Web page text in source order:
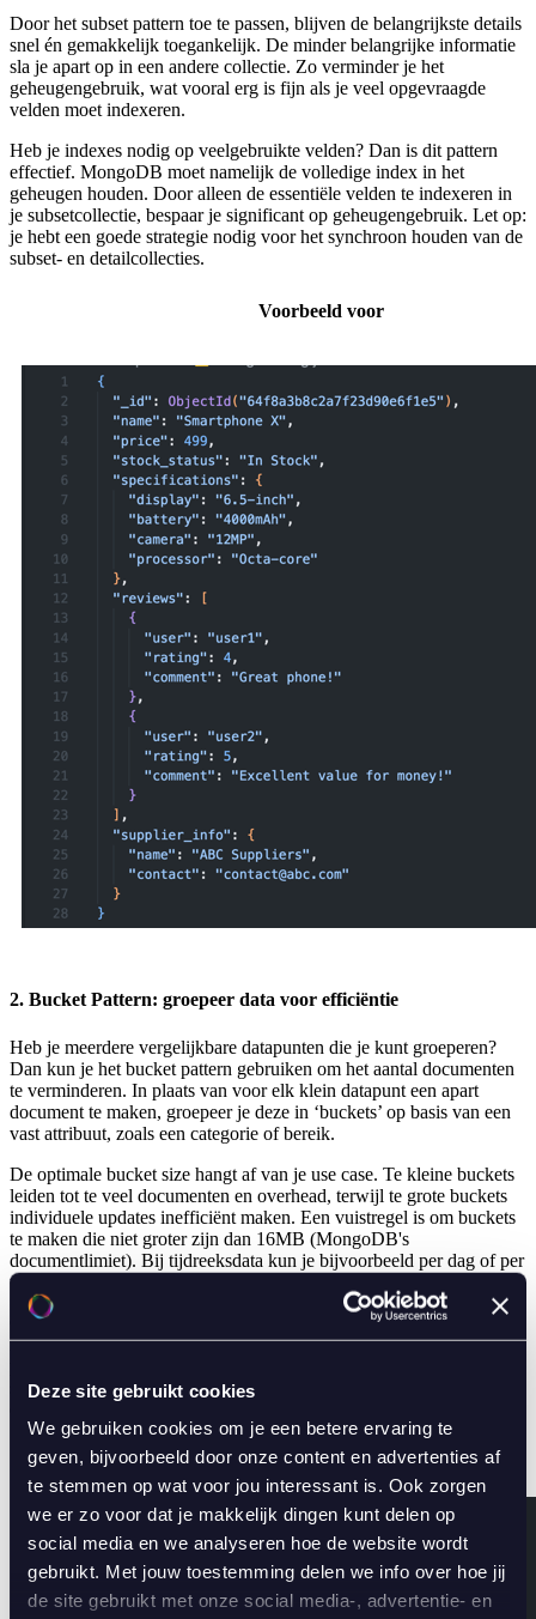
Deze site gebruikt cookies
We gebruiken cookies om je een betere ervaring te
geven, bijvoorbeeld door onze content en advertenties af
te stemmen op wat voor jou interessant is. Ook zorgen
we er zo voor dat je makkelijk dingen kunt delen op
social media en we analyseren hoe de website wordt
gebruikt. Met jouw toestemming delen we info over hoe jij
de site gebruikt met onze social media-, advertentie- en
Door het subset pattern toe te passen, blijven de belangrijkste details
snel én gemakkelijk toegankelijk. De minder belangrijke informatie
sla je apart op in een andere collectie. Zo verminder je het
geheugengebruik, wat vooral erg is fijn als je veel opgevraagde
velden moet indexeren.
Heb je indexes nodig op veelgebruikte velden? Dan is dit pattern
effectief. MongoDB moet namelijk de volledige index in het
geheugen houden. Door alleen de essentiële velden te indexeren in
je subsetcollectie, bespaar je significant op geheugengebruik. Let op:
je hebt een goede strategie nodig voor het synchroon houden van de
subset- en detailcollecties.
Voorbeeld voor
2. Bucket Pattern: groepeer data voor efficiëntie
Heb je meerdere vergelijkbare datapunten die je kunt groeperen?
Dan kun je het bucket pattern gebruiken om het aantal documenten
te verminderen. In plaats van voor elk klein datapunt een apart
document te maken, groepeer je deze in ‘buckets’ op basis van een
vast attribuut, zoals een categorie of bereik.
De optimale bucket size hangt af van je use case. Te kleine buckets
leiden tot te veel documenten en overhead, terwijl te grote buckets
individuele updates inefficiënt maken. Een vuistregel is om buckets
te maken die niet groter zijn dan 16MB (MongoDB's
documentlimiet). Bij tijdreeksdata kun je bijvoorbeeld per dag of per
uur bucketen, afhankelijk van je datavolume.
Op deze manier verminder je het aantal documenten dat MongoDB
moet verwerken, waardoor het schrijven én lezen sneller gaat. In
slaan, zet je alle aankopen uit een categorie bij elkaar in één
Voorbeeld voor